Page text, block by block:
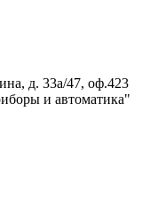
д. 33а/47, оф.423
и автоматика"